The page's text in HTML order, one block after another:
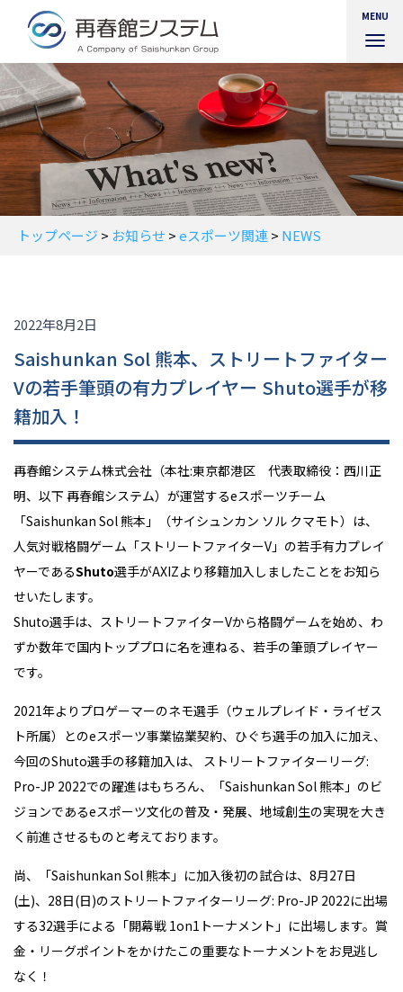
MENU
ビ
ゲ
ー
シ
ョ
ン
を
切
り
トップページ > お知らせ >eスポーツ関連> NEWS
2022年8月2日
Saishunkan Sol 熊本、ストリートファイター
Vの若手筆頭の有力プレイヤー Shuto選手が移
籍加入！
再春館システム株式会社（本社:東京都港区 代表取締役：西川正
明、以下 再春館システム）が運営するeスポーツチーム
「Saishunkan Sol 熊本」（サイシュンカン ソル クマモト）は、
人気対戦格闘ゲーム「ストリートファイターV」の若手有力プレイ
ヤーであるShuto選手がAXIZより移籍加入しましたことをお知ら
せいたします。
Shuto選手は、ストリートファイターVから格闘ゲームを始め、わ
ずか数年で国内トッププロに名を連ねる、若手の筆頭プレイヤー
です。
2021年よりプロゲーマーのネモ選手（ウェルプレイド・ライゼス
ト所属）とのeスポーツ事業協業契約、ひぐち選手の加入に加え、
今回のShuto選手の移籍加入は、 ストリートファイターリーグ:
Pro-JP 2022での躍進はもちろん、「Saishunkan Sol 熊本」のビ
ジョンであるeスポーツ文化の普及・発展、地域創生の実現を大き
く前進させるものと考えております。
尚、「Saishunkan Sol 熊本」に加入後初の試合は、8月27日
(土)、28日(日)のストリートファイターリーグ: Pro-JP 2022に出場
する32選手による「開幕戦 1on1トーナメント」に出場します。賞
金・リーグポイントをかけたこの重要なトーナメントをお見逃し
なく！